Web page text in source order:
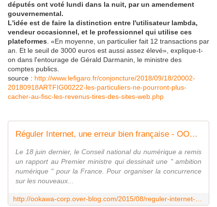
députés ont voté lundi dans la nuit, par un amendement
gouvernemental.
L'idée est de faire la distinction entre l'utilisateur lambda,
vendeur occasionnel, et le professionnel qui utilise ces
plateformes . «En moyenne, un particulier fait 12 transactions par
an. Et le seuil de 3000 euros est aussi assez élevé», explique-t-
on dans l'entourage de Gérald Darmanin, le ministre des
comptes publics.
source : http://www.lefigaro.fr/conjoncture/2018/09/18/20002-
20180918ARTFIG00222-les-particuliers-ne-pourront-plus-
cacher-au-fisc-les-revenus-tires-des-sites-web.php
Réguler Internet, une erreur bien française - OOKAWA Corp.
Le 18 juin dernier, le Conseil national du numérique a remis
un rapport au Premier ministre qui dessinait une " ambition
numérique " pour la France. Pour organiser la concurrence
sur les nouveaux...